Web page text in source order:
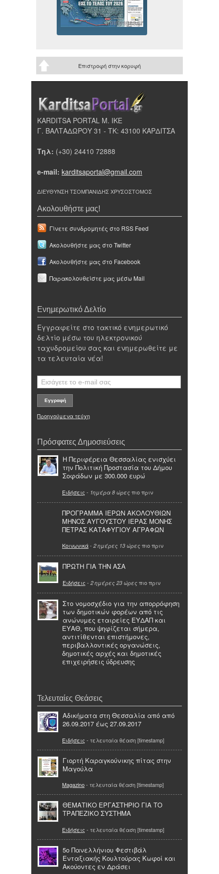
Επιστροφή στην κορυφή
KARDITSA PORTAL Μ. ΙΚΕ
Γ. ΒΑΛΤΑΔΩΡΟΥ 31 - ΤΚ: 43100 ΚΑΡΔΙΤΣΑ
Τηλ: (+30) 24410 72888
e-mail: karditsaportal@gmail.com
ΔΙΕΥΘΥΝΣΗ ΤΣΟΜΠΑΝΙΔΗΣ ΧΡΥΣΟΣΤΟΜΟΣ
Ακολουθήστε μας!
Γίνετε συνδρομητές στο RSS Feed
Ακολουθήστε μας στο Twitter
Ακολουθήστε μας στο Facebook
Παρακολουθείστε μας μέσω Mail
Ενημερωτικό Δελτίο
Εγγραφείτε στο τακτικό ενημερωτικό
δελτίο μέσω του ηλεκτρονικού
ταχυδρομείου σας και ενημερωθείτε με
τα τελευταία νέα!
Προηγούμενα τεύχη
Πρόσφατες Δημοσιεύσεις
Η Περιφέρεια Θεσσαλίας ενισχύει
την Πολιτική Προστασία του Δήμου
Σοφάδων με 300.000 ευρώ
Ειδήσεις - 1ημέρα 8 ώρες πιο πριν
ΠΡΟΓΡΑΜΜΑ ΙΕΡΩΝ ΑΚΟΛΟΥΘΙΩΝ
ΜΗΝΟΣ ΑΥΓΟΥΣΤΟΥ ΙΕΡΑΣ ΜΟΝΗΣ
ΠΕΤΡΑΣ ΚΑΤΑΦΥΓΙΟΥ ΑΓΡΑΦΩΝ
Κοινωνικά- 2 ημέρες 13 ώρες πιο πριν
ΠΡΩΤΗ ΓΙΑ ΤΗΝ ΑΣΑ
Ειδήσεις - 2 ημέρες 23 ώρες πιο πριν
Στο νομοσχέδιο για την απορρόφηση
των δημοτικών φορέων από τις
ανώνυμες εταιρείες ΕΥΔΑΠ και
ΕΥΑΘ, που ψηφίζεται σήμερα,
αντιτίθενται επιστήμονες,
περιβαλλοντικές οργανώσεις,
δημοτικές αρχές και δημοτικές
επιχειρήσεις ύδρευσης
Τελευταίες Θεάσεις
Αδικήματα στη Θεσσαλία από από
26.09.2017 έως 27.09.2017
Ειδήσεις - τελευταία θέαση [timestamp]
Γιορτή Καραγκούνικης πίτας στην
Μαγούλα
Magazino- τελευταία θέαση [timestamp]
ΘΕΜΑΤΙΚΟ ΕΡΓΑΣΤΗΡΙΟ ΓΙΑ ΤΟ
ΤΡΑΠΕΖΙΚΟ ΣΥΣΤΗΜΑ
Ειδήσεις - τελευταία θέαση [timestamp]
5ο Πανελλήνιου Φεστιβάλ
Ενταξιακής Κουλτούρας Κωφοί και
Ακούοντες εν Δράσει